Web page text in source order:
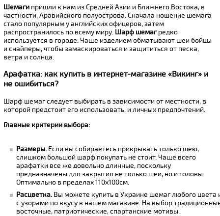
Шемаги пришли к нам из Средней Азии и Ближнего Востока, в
частности, Аравийского полуострова. Сначала ношение шемага
стало популярным у английских офицеров, затем
распространилось по всему миру. Шарф шемагредко
используется в городе. Чаще изделием обматывают шеи бойцы
и снайперы, чтобы замаскироваться и защититься от песка,
ветра и солнца.
Арафатка: как купить в интернет-магазине «Викинг» и
не ошибиться?
Шарф шемаг следует выбирать в зависимости от местности, в
которой предстоит его использовать, и личных предпочтений.
Главные критерии выбора:
Размеры. Если вы собираетесь прикрывать только шею,
слишком большой шарф покупать не стоит. Чаще всего
арафатки все же довольно длинные, поскольку
предназначены для закрытия не только шеи, но и головы.
Оптимально в пределах 110х100см.
Расцветка. Вы можете купить в Украине шемаг любого цвета
с узорами по вкусу в нашем магазине. На выбор
восточные, патриотические, спартанские мотивы.